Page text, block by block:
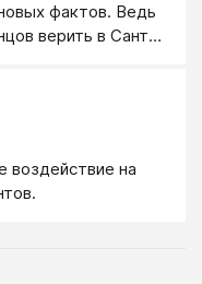
фактов. Ведь
верить в Санта-
нужны более
создания. Ли
воздействие на